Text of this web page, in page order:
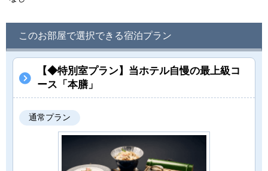
このお部屋で選択できる宿泊プラン
【◆特別室プラン】当ホテル自慢の最上級コ
ース「本膳」
通常プラン